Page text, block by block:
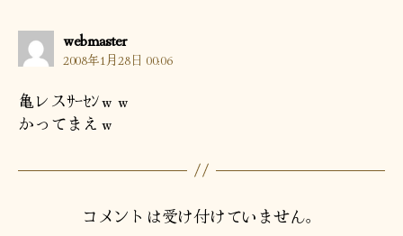
webmasterの
発
言:
2008年1月28日 00:06
亀レスｻｰｾﾝｗｗ
かってまえｗ
コメントは受け付けていません。